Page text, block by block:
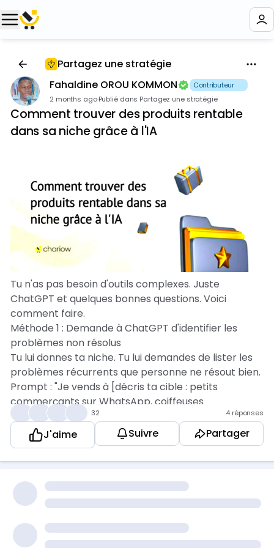
Partagez une stratégie
Fahaldine OROU KOMMON
Contributeur 🥇
2 months ago·Publié dans Partagez une stratégie
Comment trouver des produits rentable
dans sa niche grâce à l'IA
Tu n'as pas besoin d'outils complexes. Juste
ChatGPT et quelques bonnes questions. Voici
comment faire.
Méthode 1 : Demande à ChatGPT d'identifier les
problèmes non résolus
Tu lui donnes ta niche. Tu lui demandes de lister les
problèmes récurrents que personne ne résout bien.
Prompt : "Je vends à [décris ta cible : petits
commerçants sur WhatsApp, coiffeuses
indépendantes, jeunes diplômés, etc.]. Quels sont les
problèmes quotidiens de cette cible qu'aucun
produit digital ne résout correctement aujourd'hui ?
Donne-moi 10 idées."
bonnes. Mais certaines vont te surprendre. Des
angles auxquels tu n'avais pas pensé.
se vend ailleurs
32 4 réponses
J'aime Suivre Partager